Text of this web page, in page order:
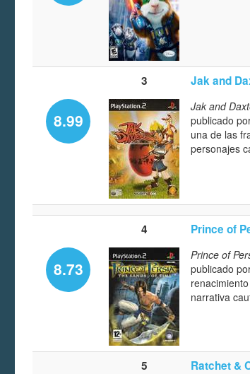
3 Jak and
8.99
Jak and
publicado
una de las
personajes
4 Prince of
8.73
Prince of
publicado
narrativa
5 Ratchet &